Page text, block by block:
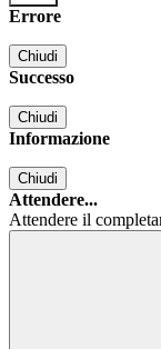
Errore
Chiudi
Successo
Chiudi
Informazione
Chiudi
Attendere...
Attendere il